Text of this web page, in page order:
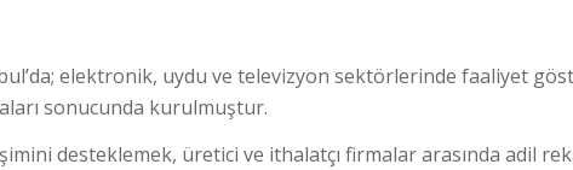
elektronik, uydu ve televizyon sektörlerinde faaliyet
sonucunda kurulmuştur.
desteklemek, üretici ve ithalatçı firmalar arasında adil